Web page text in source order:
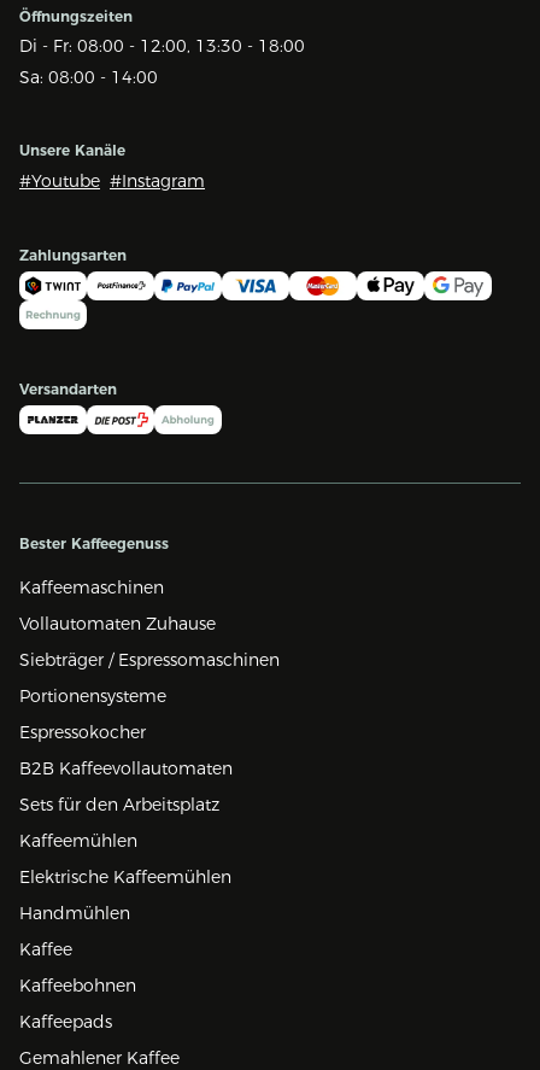
Öffnungszeiten
Di - Fr: 08:00 - 12:00, 13:30 - 18:00
Sa: 08:00 - 14:00
Unsere Kanäle
#Youtube #Instagram
Zahlungsarten
Versandarten
Bester Kaffeegenuss
Kaffeemaschinen
Vollautomaten Zuhause
Siebträger / Espressomaschinen
Portionensysteme
Espressokocher
B2B Kaffeevollautomaten
Sets für den Arbeitsplatz
Kaffeemühlen
Elektrische Kaffeemühlen
Handmühlen
Kaffee
Kaffeebohnen
Kaffeepads
Gemahlener Kaffee